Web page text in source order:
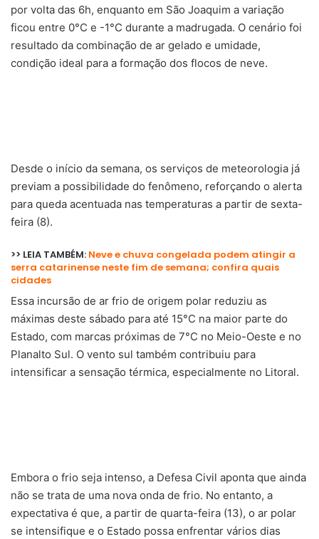
por volta das 6h, enquanto em São Joaquim a variação
ficou entre 0°C e -1°C durante a madrugada. O cenário foi
resultado da combinação de ar gelado e umidade,
condição ideal para a formação dos flocos de neve.
Desde o início da semana, os serviços de meteorologia já
previam a possibilidade do fenômeno, reforçando o alerta
para queda acentuada nas temperaturas a partir de sexta-
feira (8).
>> LEIA TAMBÉM: Neve e chuva congelada podem atingir a
serra catarinense neste fim de semana; confira quais
cidades
Essa incursão de ar frio de origem polar reduziu as
máximas deste sábado para até 15°C na maior parte do
Estado, com marcas próximas de 7°C no Meio-Oeste e no
Planalto Sul. O vento sul também contribuiu para
intensificar a sensação térmica, especialmente no Litoral.
Embora o frio seja intenso, a Defesa Civil aponta que ainda
não se trata de uma nova onda de frio. No entanto, a
expectativa é que, a partir de quarta-feira (13), o ar polar
se intensifique e o Estado possa enfrentar vários dias